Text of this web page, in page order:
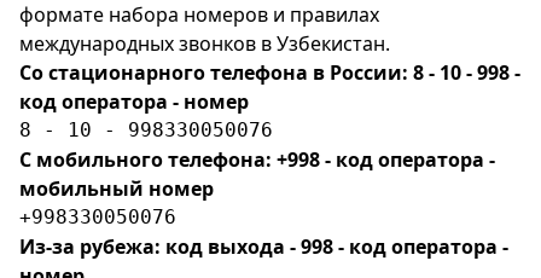
формате набора номеров и правилах
международных звонков в Узбекистан.
Со стационарного телефона в России: 8 - 10 - 998 -
код оператора - номер
8 - 10 - 998330050076
С мобильного телефона: +998 - код оператора -
мобильный номер
+998330050076
Из-за рубежа: код выхода - 998 - код оператора -